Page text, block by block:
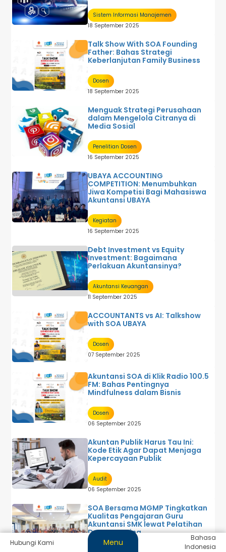
Sistem Informasi Manajemen
18 September 2025
Talk Show With SOA Founding
Father: Bahas Strategi
Keberlanjutan Family Business
Dosen
18 September 2025
Menguak Strategi Perusahaan
dalam Mengelola Citranya di
Media Sosial
Penelitian Dosen
16 September 2025
UBAYA ACCOUNTING
COMPETITION: Menumbuhkan
Jiwa Kompetisi Bagi Mahasiswa
Akuntansi UBAYA
Kegiatan
16 September 2025
Debt Investment vs Equity
Investment: Bagaimana
Perlakuan Akuntansinya?
Akuntansi Keuangan
11 September 2025
ACCOUNTANTS vs AI: Talkshow
with SOA UBAYA
Dosen
07 September 2025
Akuntansi SOA di Klik Radio 100.5
FM: Bahas Pentingnya
Mindfulness dalam Bisnis
Dosen
06 September 2025
Akuntan Publik Harus Tau Ini:
Kode Etik Agar Dapat Menjaga
Kepercayaan Publik
Audit
06 September 2025
SOA Bersama MGMP Tingkatkan
Kualitas Pengajaran Guru
Akuntansi SMK lewat Pelatihan
Deep Learning
Hubungi Kami Menu
Bahasa
Indonesia